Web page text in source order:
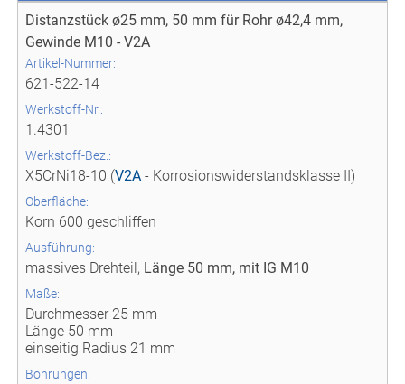
Distanzstück ø25 mm, 50 mm für Rohr ø42,4 mm,
Gewinde M10 - V2A
Artikel-Nummer:
621-522-14
Werkstoff-Nr.:
1.4301
Werkstoff-Bez.:
X5CrNi18-10 (V2A - Korrosionswiderstandsklasse II)
Oberfläche:
Korn 600 geschliffen
Ausführung:
massives Drehteil, Länge 50 mm, mit IG M10
Maße:
Durchmesser 25 mm
Länge 50 mm
einseitig Radius 21 mm
Bohrungen: